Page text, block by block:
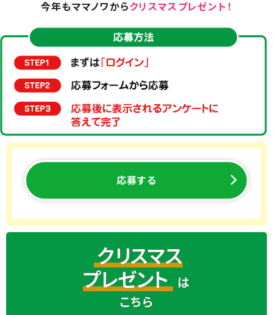
今年もママノワからクリスマスプレゼント！
応募する
クリスマス
プレゼント
は
こちら